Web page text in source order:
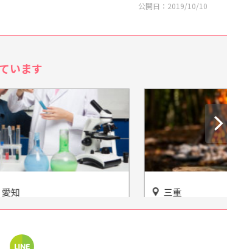
公開日： 2019/10/10
います
があなた
大杉谷林間キャンプ村 ユネ